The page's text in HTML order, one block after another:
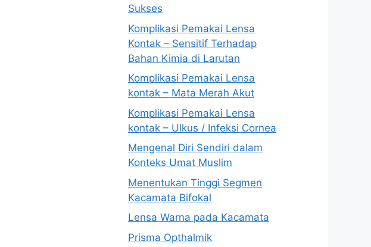
Sukses
Komplikasi Pemakai Lensa
Kontak – Sensitif Terhadap
Bahan Kimia di Larutan
Komplikasi Pemakai Lensa
kontak – Mata Merah Akut
Komplikasi Pemakai Lensa
kontak – Ulkus / Infeksi Cornea
Mengenal Diri Sendiri dalam
Konteks Umat Muslim
Menentukan Tinggi Segmen
Kacamata Bifokal
Lensa Warna pada Kacamata
Prisma Opthalmik